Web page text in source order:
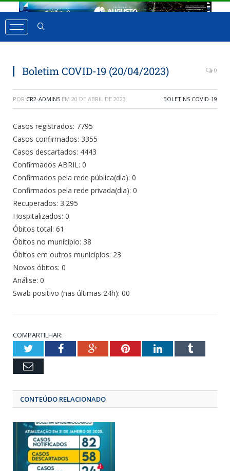
Boletim COVID-19 (20/04/2023) 0
POR CR2-ADMIN5 EM 20 DE ABRIL DE 2023 BOLETINS COVID-19
Casos registrados: 7795
Casos confirmados: 3355
Casos descartados: 4443
Confirmados ABRIL: 0
Confirmados pela rede pública(dia): 0
Confirmados pela rede privada(dia): 0
Recuperados: 3.295
Hospitalizados: 0
Óbitos total: 61
Óbitos no município: 38
Óbitos em outros municípios: 23
Novos óbitos: 0
Análise: 0
Swab positivo (nas últimas 24h): 00
COMPARTILHAR:
TwitterFacebookGoogle+Pinterest
LinkedIn
Email
CONTEÚDO RELACIONADO